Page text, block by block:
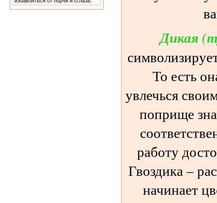
Дикая
То есть
увлечься
поприще
работу
Гвоздика –
начинает